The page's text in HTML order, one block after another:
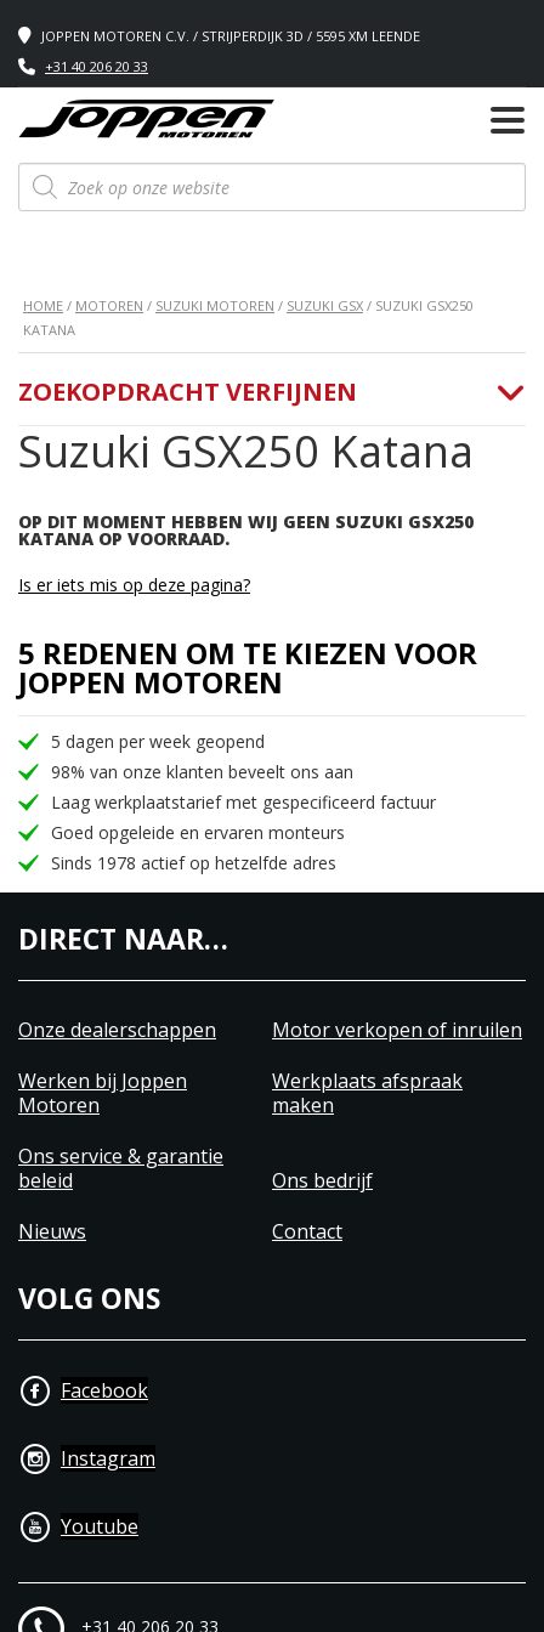
JOPPEN MOTOREN C.V. / STRIJPERDIJK 3D / 5595 XM LEENDE
+31 40 206 20 33
Producten
zoeken
HOME / MOTOREN / SUZUKI MOTOREN / SUZUKI GSX / SUZUKI GSX250
KATANA
Suzuki GSX250 Katana
OP DIT MOMENT HEBBEN WIJ GEEN SUZUKI GSX250
KATANA OP VOORRAAD.
ZOEKOPDRACHT VERFIJNEN
Is er iets mis op deze pagina?
5 REDENEN OM TE KIEZEN VOOR
JOPPEN MOTOREN
5 dagen per week geopend
98% van onze klanten beveelt ons aan
Laag werkplaatstarief met gespecificeerd factuur
Goed opgeleide en ervaren monteurs
Sinds 1978 actief op hetzelfde adres
DIRECT NAAR…
Onze dealerschappen
Motor verkopen of inruilen
Werken bij Joppen
Motoren
Werkplaats afspraak
maken
Ons service & garantie
beleid
Ons bedrijf
Nieuws
Contact
VOLG ONS
Facebook
Instagram
Youtube
+31 40 206 20 33